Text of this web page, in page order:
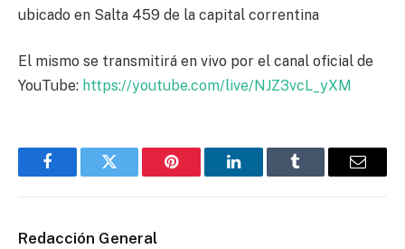
ubicado en Salta 459 de la capital correntina
El mismo se transmitirá en vivo por el canal oficial de
YouTube: https://youtube.com/live/NJZ3vcL_yXM
FacebookTwitter Pinterest LinkedInTumblr Email
Redacción General